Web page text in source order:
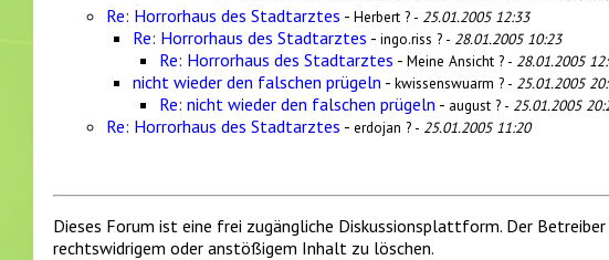
Re: Horrorhaus des Stadtarztes - Herbert ? - 25.01.2005 12:33
Re: Horrorhaus des Stadtarztes - ingo.riss ? - 28.01.2005 10:23
Re: Horrorhaus des Stadtarztes - Meine Ansicht ? - 28.01.2005
nicht wieder den falschen prügeln - kwissenswuarm ? - 25.01.2005
Re: nicht wieder den falschen prügeln - august ? - 25.01.2005
Re: Horrorhaus des Stadtarztes - erdojan ? - 25.01.2005 11:20
Dieses Forum ist eine frei zugängliche Diskussionsplattform. Der
rechtswidrigem oder anstößigem Inhalt zu löschen.